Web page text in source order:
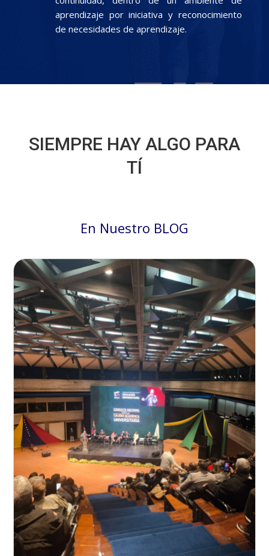
aprendizaje por iniciativa y reconocimiento
de necesidades de aprendizaje.
SIEMPRE HAY ALGO PARA
TÍ
En Nuestro BLOG